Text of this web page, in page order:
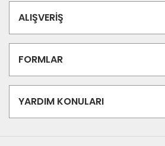
ALIŞVERİŞ
FORMLAR
YARDIM KONULARI